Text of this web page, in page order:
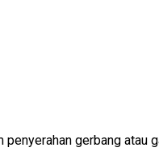
gerbang atau